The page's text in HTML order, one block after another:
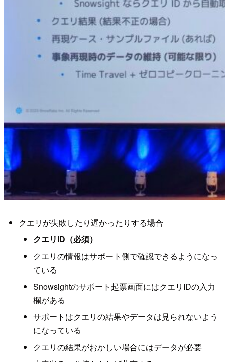
クエリが失敗したり遅かったりする場合
クエリID（必須）
クエリの情報はサポート側で確認できるようになっ
ている
Snowsightのサポート起票画面にはクエリIDの入力
欄がある
サポートはクエリの結果やデータは見られないよう
になっている
クエリの結果がおかしい場合にはデータが必要